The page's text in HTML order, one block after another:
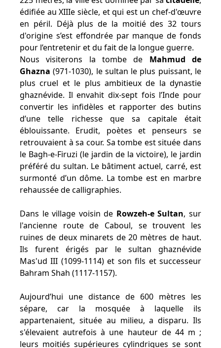
édifiée au XIIIe siècle, et qui est un chef-d'œuvre
en péril. Déjà plus de la moitié des 32 tours
d'origine s’est effondrée par manque de fonds
pour l’entretenir et du fait de la longue guerre.
Nous visiterons la tombe de Mahmud de
Ghazna(971-1030), le sultan le plus puissant, le
plus cruel et le plus ambitieux de la dynastie
ghaznévide. Il envahit dix-sept fois l’Inde pour
convertir les infidèles et rapporter des butins
d’une telle richesse que sa capitale était
éblouissante. Erudit, poètes et penseurs se
retrouvaient à sa cour. Sa tombe est située dans
le Bagh-e-Firuzi (le jardin de la victoire), le jardin
préféré du sultan. Le bâtiment actuel, carré, est
surmonté d’un dôme. La tombe est en marbre
rehaussée de calligraphies.
Dans le village voisin de Rowzeh-e Sultan, sur
l'ancienne route de Caboul, se trouvent les
ruines de deux minarets de 20 mètres de haut.
Ils furent érigés par le sultan ghaznévide
Mas'ud III (1099-1114) et son fils et successeur
Bahram Shah (1117-1157).
Aujourd’hui une distance de 600 mètres les
sépare, car la mosquée à laquelle ils
appartenaient, située au milieu, a disparu. Ils
s'élevaient autrefois à une hauteur de 44 m ;
leurs moitiés supérieures cylindriques se sont